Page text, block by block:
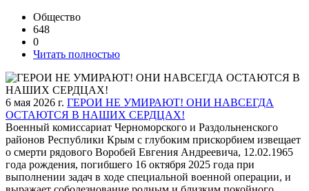
Общество
648
0
Читать полностью
6 мая 2026 г. ГЕРОИ НЕ УМИРАЮТ! ОНИ НАВСЕГДА
ОСТАЮТСЯ В НАШИХ СЕРДЦАХ!
Военный комиссариат Черноморского и Раздольненского
районов Республики Крым с глубоким прискорбием извещает
о смерти рядового Воробей Евгения Андреевича, 12.02.1965
года рождения, погибшего 16 октября 2025 года при
выполнении задач в ходе специальной военной операции, и